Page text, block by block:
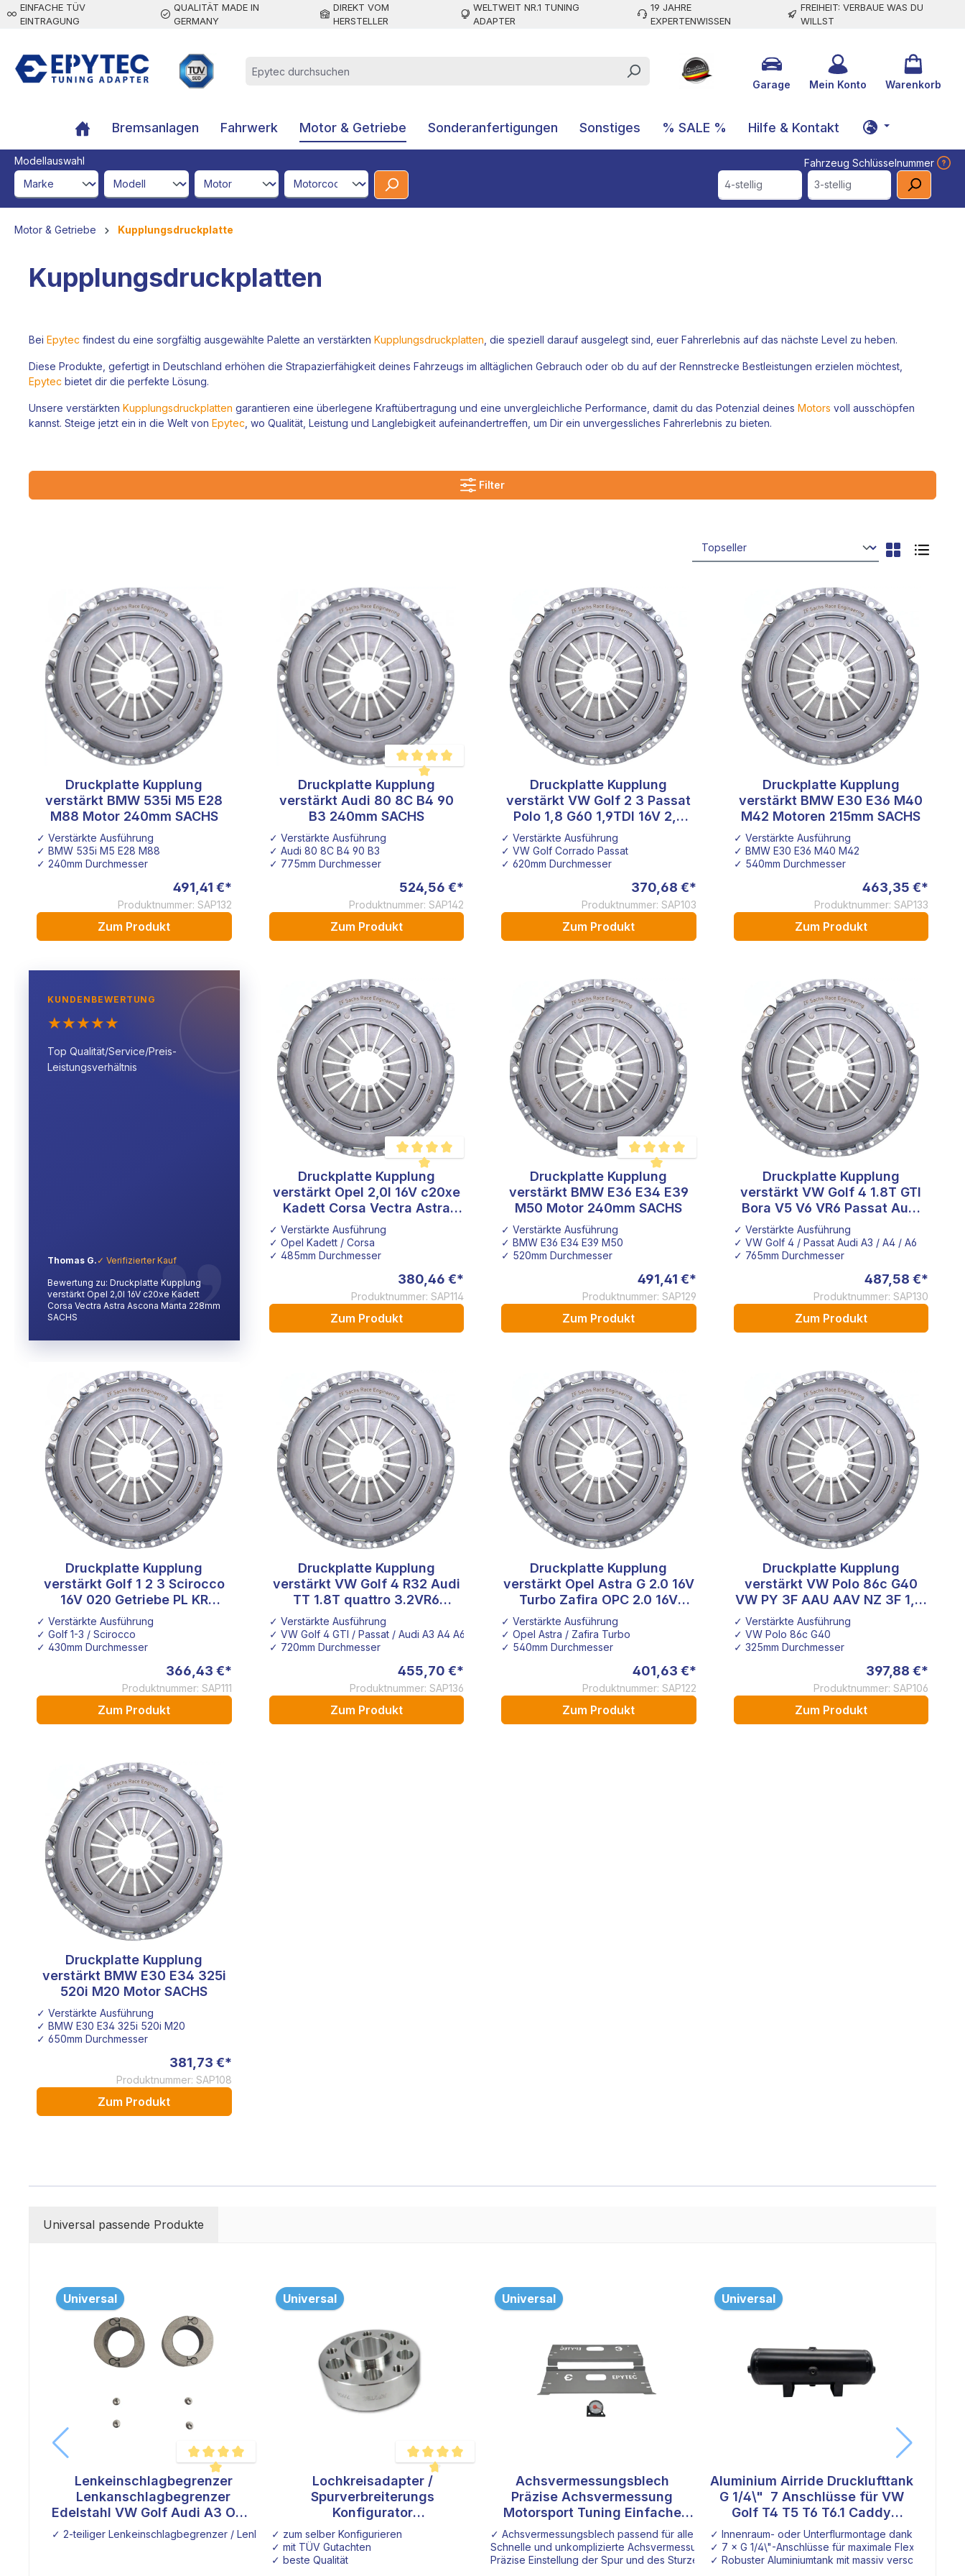
springen
EINFACHE TÜV
EINTRAGUNG
QUALITÄT MADE IN
GERMANY
DIREKT VOM
HERSTELLER
WELTWEIT NR.1 TUNING
ADAPTER
19 JAHRE
EXPERTENWISSEN
FREIHEIT: VERBAUE WAS DU
WILLST
Garage Mein Konto Warenkorb
Bremsanlagen Fahrwerk Motor & Getriebe Sonderanfertigungen Sonstiges % SALE % Hilfe & Kontakt
Modellauswahl
Fahrzeug Schlüsselnummer
brandId
modelId engineId engineCodeId 4-stellig 3-stellig
Motor & Getriebe Kupplungsdruckplatte
Kupplungsdruckplatten
Bei Epytec findest du eine sorgfältig ausgewählte Palette an verstärkten Kupplungsdruckplatten , die speziell darauf ausgelegt sind, euer Fahrerlebnis auf das nächste Level zu heben.
Diese Produkte, gefertigt in Deutschland erhöhen die Strapazierfähigkeit deines Fahrzeugs im alltäglichen Gebrauch oder ob du auf der Rennstrecke Bestleistungen erzielen möchtest,
Epytec bietet dir die perfekte Lösung.
Unsere verstärkten Kupplungsdruckplatten garantieren eine überlegene Kraftübertragung und eine unvergleichliche Performance, damit du das Potenzial deines Motors voll ausschöpfen
kannst. Steige jetzt ein in die Welt von Epytec , wo Qualität, Leistung und Langlebigkeit aufeinandertreffen, um Dir ein unvergessliches Fahrerlebnis zu bieten.
Filter
Druckplatte Kupplung
verstärkt BMW 535i M5 E28
M88 Motor 240mm SACHS
✓ Verstärkte Ausführung
✓ BMW 535i M5 E28 M88
✓ 240mm Durchmesser
491,41 €*
Produktnummer: SAP132
Zum Produkt
Durchschnittliche Bewertung von 5 von 5 Sternen
Druckplatte Kupplung
verstärkt Audi 80 8C B4 90
B3 240mm SACHS
✓ Verstärkte Ausführung
✓ Audi 80 8C B4 90 B3
✓ 775mm Durchmesser
524,56 €*
Produktnummer: SAP142
Zum Produkt
Druckplatte Kupplung
verstärkt VW Golf 2 3 Passat
Polo 1,8 G60 1,9TDI 16V 2,0
228mm SACHS
✓ Verstärkte Ausführung
✓ VW Golf Corrado Passat
✓ 620mm Durchmesser
370,68 €*
Produktnummer: SAP103
Zum Produkt
Druckplatte Kupplung
verstärkt BMW E30 E36 M40
M42 Motoren 215mm SACHS
✓ Verstärkte Ausführung
✓ BMW E30 E36 M40 M42
✓ 540mm Durchmesser
463,35 €*
Produktnummer: SAP133
Zum Produkt
KUNDENBEWERTUNG
★★★★★
Top Qualität/Service/Preis-
Leistungsverhältnis
Thomas G. ✓ Verifizierter Kauf
Bewertung zu: Druckplatte Kupplung
verstärkt Opel 2,0l 16V c20xe Kadett
Corsa Vectra Astra Ascona Manta 228mm
SACHS
Durchschnittliche Bewertung von 5 von 5 Sternen
Druckplatte Kupplung
verstärkt Opel 2,0l 16V c20xe
Kadett Corsa Vectra Astra
Ascona Manta 228mm SACHS
✓ Verstärkte Ausführung
✓ Opel Kadett / Corsa
✓ 485mm Durchmesser
380,46 €*
Produktnummer: SAP114
Zum Produkt
Durchschnittliche Bewertung von 5 von 5 Sternen
Druckplatte Kupplung
verstärkt BMW E36 E34 E39
M50 Motor 240mm SACHS
✓ Verstärkte Ausführung
✓ BMW E36 E34 E39 M50
✓ 520mm Durchmesser
491,41 €*
Produktnummer: SAP129
Zum Produkt
Druckplatte Kupplung
verstärkt VW Golf 4 1.8T GTI
Bora V5 V6 VR6 Passat Audi
A3 A4 A6 TT Seat Leon Ibizia
240mm 240 mm SACHS
✓ Verstärkte Ausführung
✓ VW Golf 4 / Passat Audi A3 / A4 / A6
✓ 765mm Durchmesser
487,58 €*
Produktnummer: SAP130
Zum Produkt
Druckplatte Kupplung
verstärkt Golf 1 2 3 Scirocco
16V 020 Getriebe PL KR
210mm SACHS
✓ Verstärkte Ausführung
✓ Golf 1-3 / Scirocco
✓ 430mm Durchmesser
366,43 €*
Produktnummer: SAP111
Zum Produkt
Druckplatte Kupplung
verstärkt VW Golf 4 R32 Audi
TT 1.8T quattro 3.2VR6
quattro 240mm SACHS
✓ Verstärkte Ausführung
✓ VW Golf 4 GTI / Passat / Audi A3 A4 A6
✓ 720mm Durchmesser
455,70 €*
Produktnummer: SAP136
Zum Produkt
Druckplatte Kupplung
verstärkt Opel Astra G 2.0 16V
Turbo Zafira OPC 2.0 16V
Turbo Z20LET Motoren
228mm SACHS
✓ Verstärkte Ausführung
✓ Opel Astra / Zafira Turbo
✓ 540mm Durchmesser
401,63 €*
Produktnummer: SAP122
Zum Produkt
Druckplatte Kupplung
verstärkt VW Polo 86c G40
VW PY 3F AAU AAV NZ 3F 1,3l
200mm SACHS
✓ Verstärkte Ausführung
✓ VW Polo 86c G40
✓ 325mm Durchmesser
397,88 €*
Produktnummer: SAP106
Zum Produkt
Druckplatte Kupplung
verstärkt BMW E30 E34 325i
520i M20 Motor SACHS
✓ Verstärkte Ausführung
✓ BMW E30 E34 325i 520i M20
✓ 650mm Durchmesser
381,73 €*
Produktnummer: SAP108
Zum Produkt
Universal passende Produkte
Universal
Durchschnittliche Bewertung von 5 von 5 Sternen
Lenkeinschlagbegrenzer
Lenkanschlagbegrenzer
Edelstahl VW Golf Audi A3 Opel
Lenkstange
✓ 2-teiliger Lenkeinschlagbegrenzer / Lenkanschlagbegrenzer aus Edelstahl, passend für alle Fahrzeuge
Universal
Durchschnittliche Bewertung von 4.8 von 5 Sternen
Lochkreisadapter /
Spurverbreiterungs
Konfigurator
Sonderanfertigung
✓ zum selber Konfigurieren
✓ mit TÜV Gutachten
✓ beste Qualität
Universal
Achsvermessungsblech
Präzise Achsvermessung
Motorsport Tuning Einfache
Spur- und Sturzeinstellung
✓ Achsvermessungsblech passend für alle Fahrzeuge
Schnelle und unkomplizierte Achsvermessung ohne Werkstattbesuch
Präzise Einstellung der Spur und des Sturzes für optimales Fahrverhalten
Universal
Aluminium Airride Drucklufttank
G 1/4\"  7 Anschlüsse für VW
Golf T4 T5 T6 T6.1 Caddy
Crafter Sprinter & Transit
✓ Innenraum- oder Unterflurmontage dank
✓ 7 × G 1/4\"-Anschlüsse für maximale Flexibilität.
✓ Robuster Aluminiumtank mit massiv verschweißten